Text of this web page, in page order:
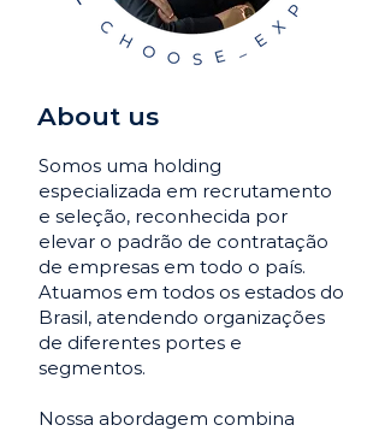
About us
Somos uma holding
especializada em recrutamento
e seleção, reconhecida por
elevar o padrão de contratação
de empresas em todo o país.
Atuamos em todos os estados do
Brasil, atendendo organizações
de diferentes portes e
segmentos.
Nossa abordagem combina